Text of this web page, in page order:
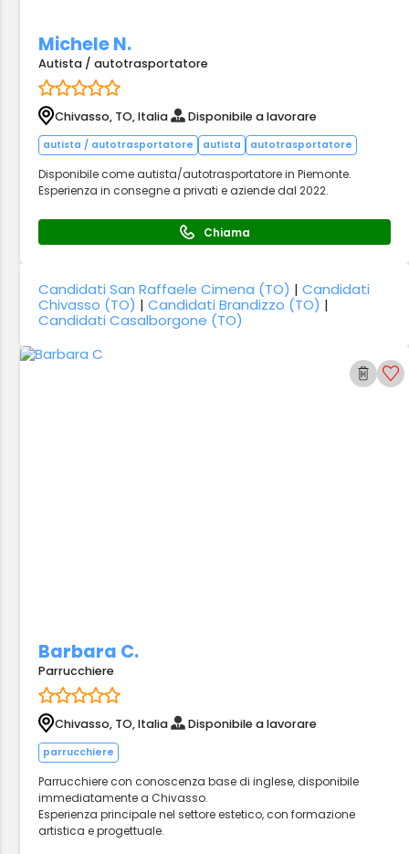
Michele N.
Autista / autotrasportatore
Chivasso, TO, Italia Disponibile a lavorare
autista / autotrasportatore autista autotrasportatore
Disponibile come autista/autotrasportatore in Piemonte.
Esperienza in consegne a privati e aziende dal 2022.
Chiama
Candidati San Raffaele Cimena (TO) |Candidati
Chivasso (TO) |Candidati Brandizzo (TO) |
Candidati Casalborgone (TO)
Barbara C.
Parrucchiere
Chivasso, TO, Italia Disponibile a lavorare
parrucchiere
Parrucchiere con conoscenza base di inglese, disponibile
immediatamente a Chivasso.
Esperienza principale nel settore estetico, con formazione
artistica e progettuale.